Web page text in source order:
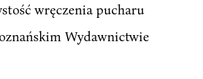
wręczenia pucharu
Wydawnictwie